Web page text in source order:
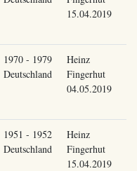
15.04.2019
1970 - 1979
Deutschland
Heinz
Fingerhut
04.05.2019
1951 - 1952
Deutschland
Heinz
Fingerhut
15.04.2019